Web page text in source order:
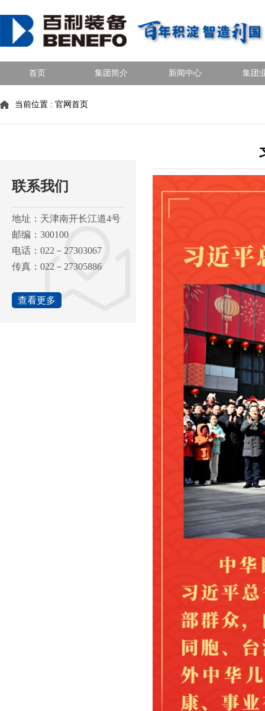
首页 集团简介 新闻中心 集团
当前位置 : 官网首页
联系我们
地址：天津南开长江道4号
邮编：300100
电话：022－27303067
传真：022－27305886
查看更多